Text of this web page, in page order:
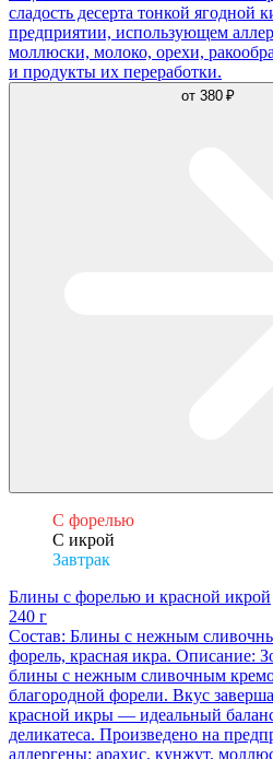
сладость десерта тонкой ягодной
предприятии, использующем
моллюски, молоко, орехи,
и продукты их переработки.
от 380 ₽
С форелью
С икрой
Завтрак
Блины с форелью и красной икрой
240 г
Состав: Блины с нежным
форель, красная икра. Описание:
блины с нежным сливочным
благородной форели. Вкус
красной икры — идеальный
деликатеса. Произведено на
аллергены: арахис, кунжут,